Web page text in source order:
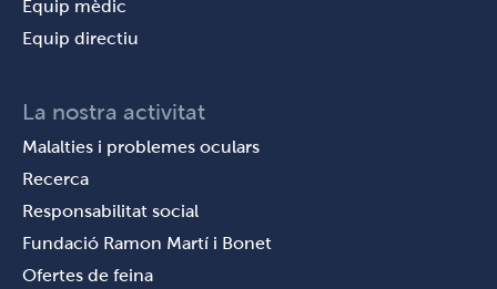
Equip mèdic
Equip directiu
La nostra activitat
Malalties i problemes oculars
Recerca
Responsabilitat social
Fundació Ramon Martí i Bonet
Ofertes de feina